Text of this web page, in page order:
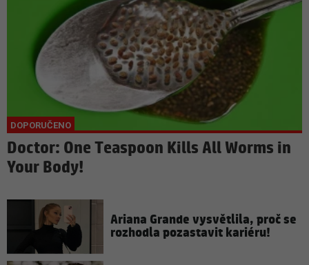
Doctor: One Teaspoon Kills All Worms in
Your Body!
Ariana Grande vysvětlila, proč se
rozhodla pozastavit kariéru!